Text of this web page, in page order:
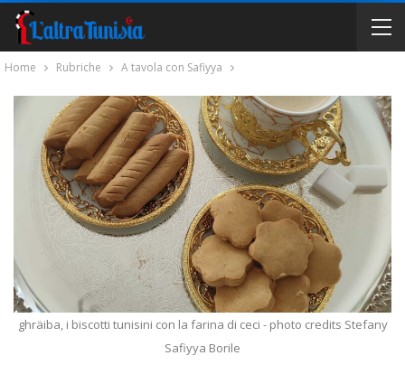
Home Rubriche A tavola con Safiyya
ghräiba, i biscotti tunisini con la farina di ceci - photo credits Stefany
Safiyya Borile